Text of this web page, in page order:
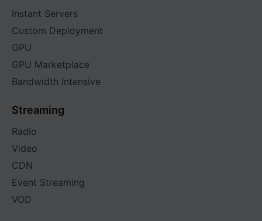
Instant Servers
Custom Deployment
GPU
GPU Marketplace
Bandwidth Intensive
Streaming
Radio
Video
CDN
Event Streaming
VOD